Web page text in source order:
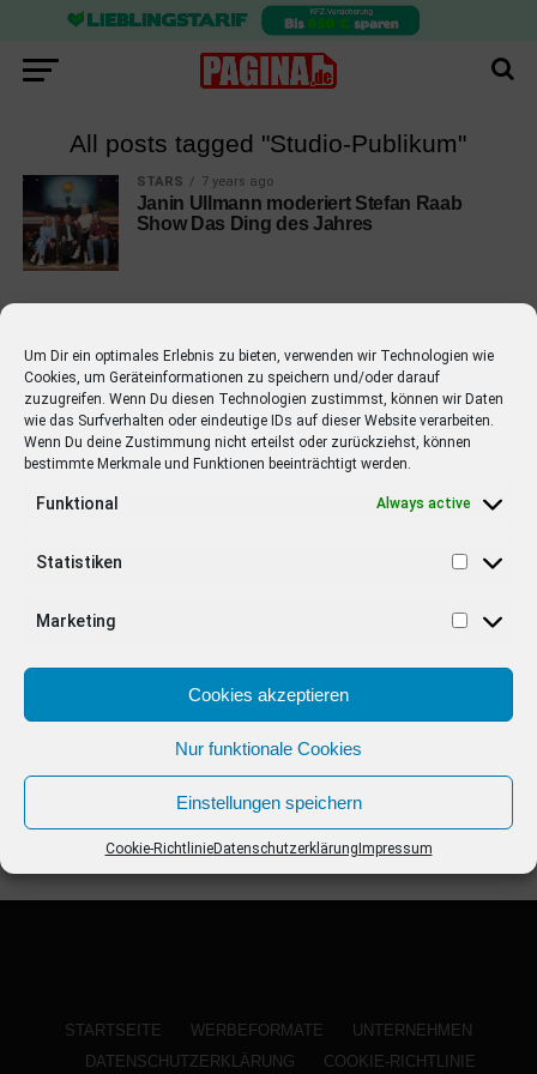
Um Dir ein optimales Erlebnis zu bieten, verwenden wir Technologien wie
Cookies, um Geräteinformationen zu speichern und/oder darauf
zuzugreifen. Wenn Du diesen Technologien zustimmst, können wir Daten
wie das Surfverhalten oder eindeutige IDs auf dieser Website verarbeiten.
Wenn Du deine Zustimmung nicht erteilst oder zurückziehst, können
bestimmte Merkmale und Funktionen beeinträchtigt werden.
Funktional Always active
Statistiken
Marketing
Cookies akzeptieren
Nur funktionale Cookies
Einstellungen speichern
Cookie-RichtlinieDatenschutzerklärung Impressum
All posts tagged "Studio-Publikum"
STARS 7 years ago
Janin Ullmann moderiert Stefan Raab
Show Das Ding des Jahres
EMPFOHLEN
STARS 4 years ago
Barbara Schöneberger Moderatorin
von “Verstehen Sie Spaß?”
STARTSEITE WERBEFORMATE
UNTERNEHMEN
DATENSCHUTZERKLÄRUNG
COOKIE-RICHTLINIE